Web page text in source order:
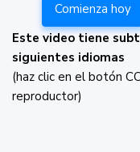
Comienza hoy
Este video tiene
siguientes idiomas
(haz clic en el botón
reproductor)